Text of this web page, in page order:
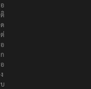
อ
ติ
ด
ต่
อ
ก
อ
ง
บ